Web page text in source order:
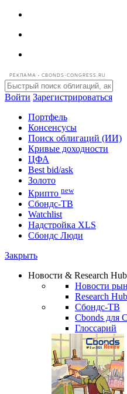
РЕКЛАМА • CBONDS-CONGRESS.RU
Войти Зарегистрироваться
Портфель
Консенсусы
Поиск облигаций (ИИ)
Кривые доходности
ЦФА
Best bid/ask
Золото
Криптоnew
Сбондс-ТВ
Надстройка XLS
Сбондс Люди
Новости & Research Hub
Новости
Research Hub
Сбондс-ТВ
Cbonds для
Глоссарий